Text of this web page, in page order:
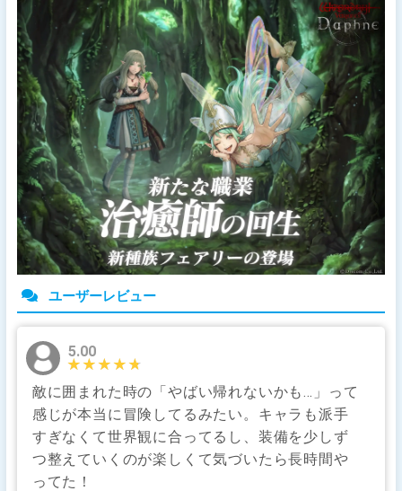
ユーザーレビュー
5.00
★★★★★
★★★★★
敵に囲まれた時の「やばい帰れないかも…」って
感じが本当に冒険してるみたい。キャラも派手
すぎなくて世界観に合ってるし、装備を少しず
つ整えていくのが楽しくて気づいたら長時間や
ってた！